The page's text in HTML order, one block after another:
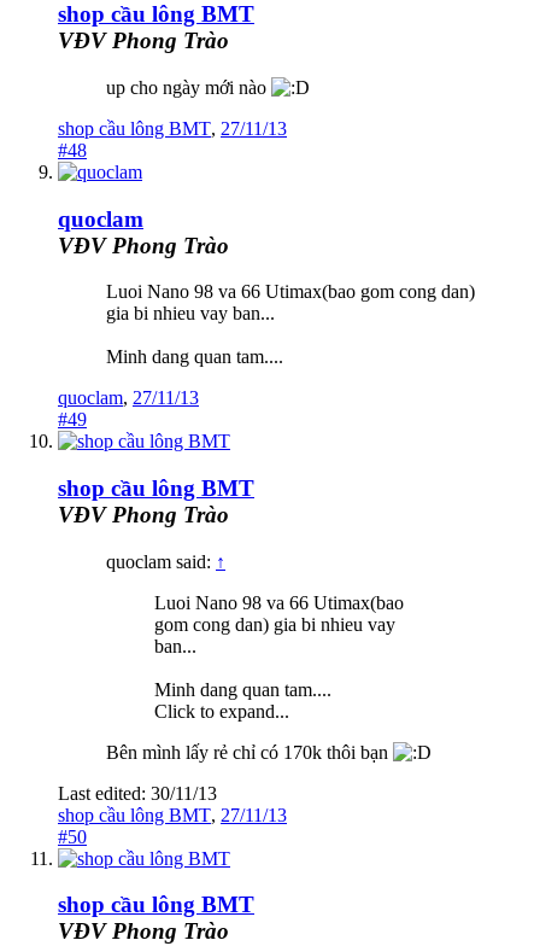
shop cầu lông BMT
VĐV Phong Trào
up cho ngày mới nào
shop cầu lông BMT, 27/11/13
#48
quoclam
VĐV Phong Trào
Luoi Nano 98 va 66 Utimax(bao gom cong dan)
gia bi nhieu vay ban...
Minh dang quan tam....
quoclam, 27/11/13
#49
shop cầu lông BMT
VĐV Phong Trào
quoclam said: ↑
Luoi Nano 98 va 66 Utimax(bao
gom cong dan) gia bi nhieu vay
ban...
Minh dang quan tam....
Click to expand...
Bên mình lấy rẻ chỉ có 170k thôi bạn
Last edited: 30/11/13
shop cầu lông BMT, 27/11/13
#50
shop cầu lông BMT
VĐV Phong Trào